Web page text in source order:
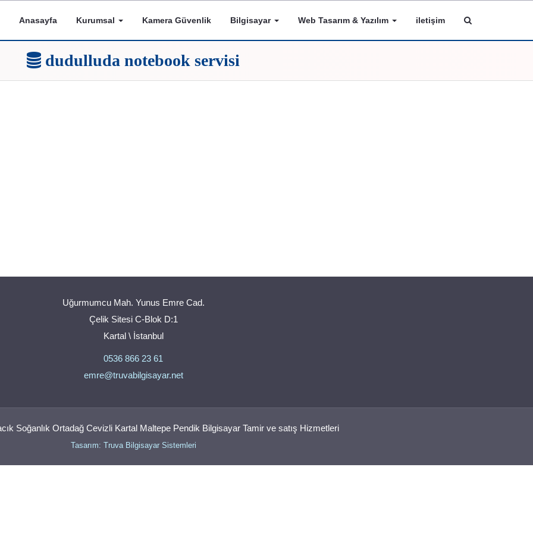
Anasayfa Kurumsal Kamera Güvenlik Bilgisayar Web Tasarım & Yazılım iletişim
dudulluda notebook servisi
Uğurmumcu Mah. Yunus Emre Cad.
Çelik Sitesi C-Blok D:1
Kartal \ İstanbul
0536 866 23 61
emre@truvabilgisayar.net
Soğanlık Ortadağ Cevizli Kartal Maltepe Pendik Bilgisayar Tamir ve satış Hizmetleri
Tasarım: Truva Bilgisayar Sistemleri